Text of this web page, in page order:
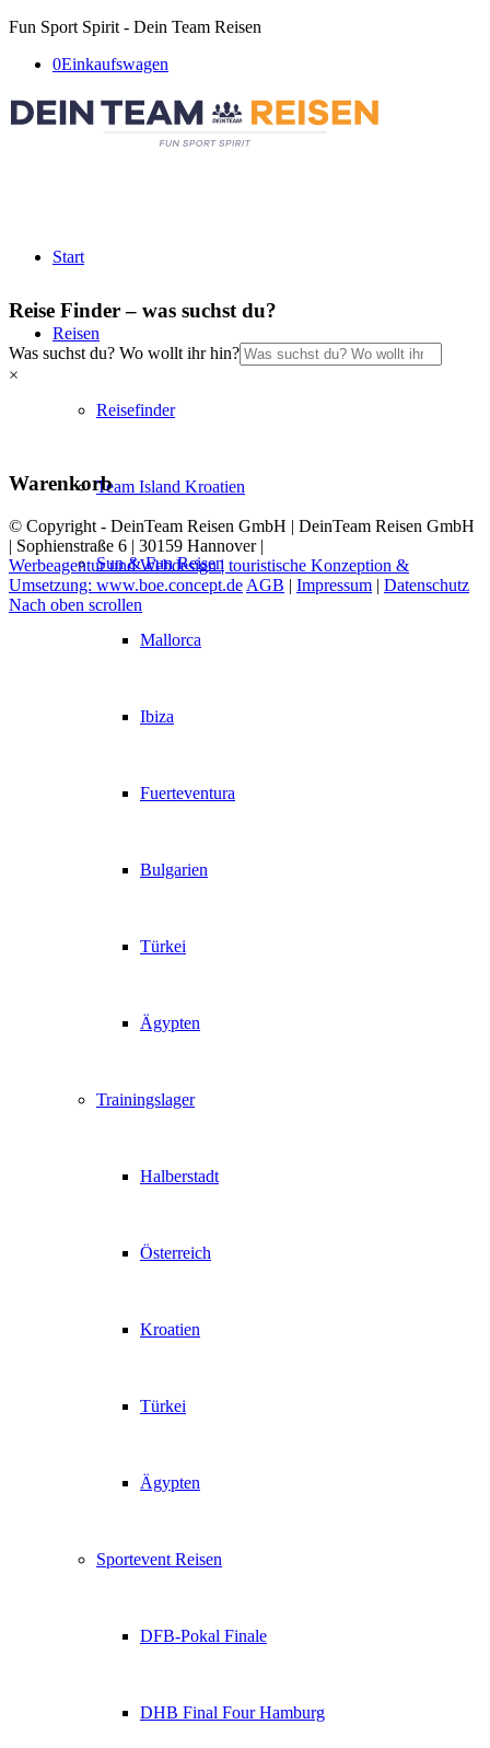
Fun Sport Spirit - Dein Team Reisen
0Einkaufswagen
Start
Reisen
Reisefinder
Team Island Kroatien
Sun & Fun Reisen
Mallorca
Ibiza
Fuerteventura
Bulgarien
Türkei
Ägypten
Trainingslager
Halberstadt
Österreich
Kroatien
Türkei
Ägypten
Sportevent Reisen
DFB-Pokal Finale
DHB Final Four Hamburg
Reise Finder – was suchst du?
Was suchst du? Wo wollt ihr hin?
×
Warenkorb
© Copyright - DeinTeam Reisen GmbH | DeinTeam Reisen GmbH
| Sophienstraße 6 | 30159 Hannover |
Werbeagentur und Webdesign | touristische Konzeption &
Umsetzung: www.boe.concept.de AGB | Impressum | Datenschutz
Nach oben scrollen